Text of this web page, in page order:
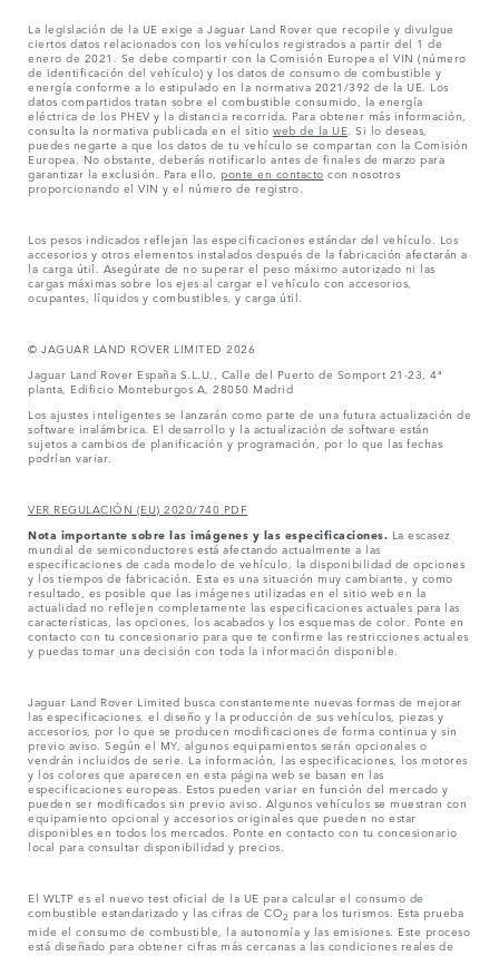
La legislación de la UE exige a Jaguar Land Rover que recopile y divulgue
ciertos datos relacionados con los vehículos registrados a partir del 1 de
enero de 2021. Se debe compartir con la Comisión Europea el VIN (número
de identificación del vehículo) y los datos de consumo de combustible y
energía conforme a lo estipulado en la normativa 2021/392 de la UE. Los
datos compartidos tratan sobre el combustible consumido, la energía
eléctrica de los PHEV y la distancia recorrida. Para obtener más información,
consulta la normativa publicada en el sitio web de la UE . Si lo deseas,
puedes negarte a que los datos de tu vehículo se compartan con la Comisión
Europea. No obstante, deberás notificarlo antes de finales de marzo para
garantizar la exclusión. Para ello, ponte en contacto con nosotros
proporcionando el VIN y el número de registro.
Los pesos indicados reflejan las especificaciones estándar del vehículo. Los
accesorios y otros elementos instalados después de la fabricación afectarán a
la carga útil. Asegúrate de no superar el peso máximo autorizado ni las
cargas máximas sobre los ejes al cargar el vehículo con accesorios,
ocupantes, líquidos y combustibles, y carga útil.
© JAGUAR LAND ROVER LIMITED 2026
Jaguar Land Rover España S.L.U., Calle del Puerto de Somport 21-23, 4ª
planta, Edificio Monteburgos A, 28050 Madrid
Los ajustes inteligentes se lanzarán como parte de una futura actualización de
software inalámbrica. El desarrollo y la actualización de software están
sujetos a cambios de planificación y programación, por lo que las fechas
podrían variar.
VER REGULACIÓN (EU) 2020/740 PDF
Nota importante sobre las imágenes y las especificaciones. La escasez
mundial de semiconductores está afectando actualmente a las
especificaciones de cada modelo de vehículo, la disponibilidad de opciones
y los tiempos de fabricación. Esta es una situación muy cambiante, y como
resultado, es posible que las imágenes utilizadas en el sitio web en la
actualidad no reflejen completamente las especificaciones actuales para las
características, las opciones, los acabados y los esquemas de color. Ponte en
contacto con tu concesionario para que te confirme las restricciones actuales
y puedas tomar una decisión con toda la información disponible.
Jaguar Land Rover Limited busca constantemente nuevas formas de mejorar
las especificaciones, el diseño y la producción de sus vehículos, piezas y
accesorios, por lo que se producen modificaciones de forma continua y sin
previo aviso. Según el MY, algunos equipamientos serán opcionales o
vendrán incluidos de serie. La información, las especificaciones, los motores
y los colores que aparecen en esta página web se basan en las
especificaciones europeas. Estos pueden variar en función del mercado y
pueden ser modificados sin previo aviso. Algunos vehículos se muestran con
equipamiento opcional y accesorios originales que pueden no estar
disponibles en todos los mercados. Ponte en contacto con tu concesionario
local para consultar disponibilidad y precios.
El WLTP es el nuevo test oficial de la UE para calcular el consumo de
combustible estandarizado y las cifras de CO2 para los turismos. Esta prueba
mide el consumo de combustible, la autonomía y las emisiones. Este proceso
está diseñado para obtener cifras más cercanas a las condiciones reales de